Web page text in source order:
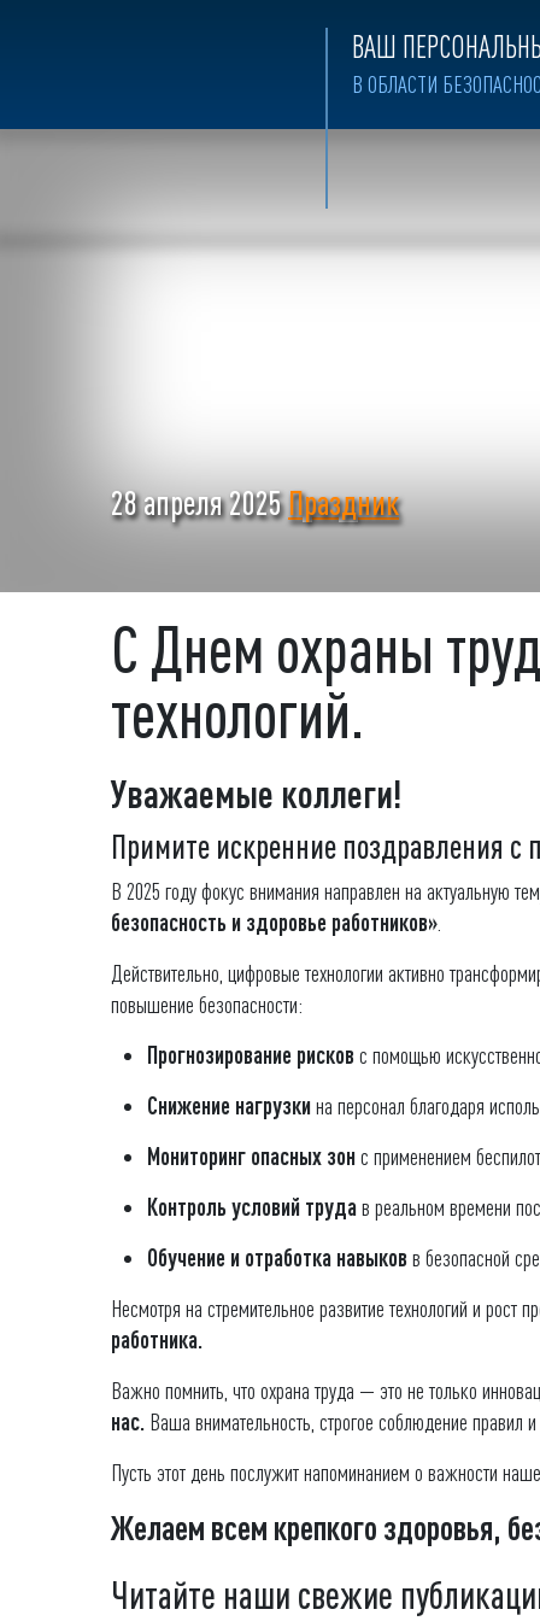
ВАШ
В ОБЛАСТИ
28 апреля 2025Праздник
С Днем охраны
технологий.
Уважаемые коллеги!
Примите искренние поздравления
В 2025 году фокус внимания направлен на актуальную
безопасность и здоровье работников»
Действительно, цифровые технологии активно
повышение безопасности:
Прогнозирование рисков с помощью
Снижение нагрузкина персонал благодаря
Мониторинг опасных зонс применением
Контроль условий трудав реальном времени
Обучение и отработка навыков в безопасной
Несмотря на стремительное развитие технологий и рост
работника.
Важно помнить, что охрана труда — это не только
нас. Ваша внимательность, строгое соблюдение
Пусть этот день послужит напоминанием о важности
Желаем всем крепкого здоровья,
Читайте наши свежие